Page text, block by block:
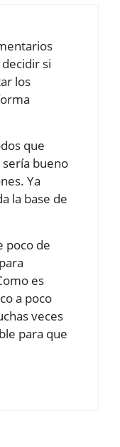
si
los
que
bueno
Ya
la base de
poco de
es
a poco
veces
para que